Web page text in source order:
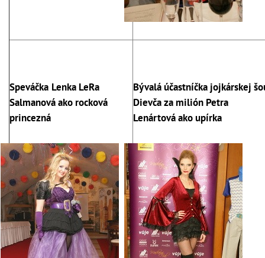
Speváčka Lenka LeRa
Salmanová ako rocková
princezná
Bývalá účastníčka jojkárskej
Dievča za milión Petra
Lenártová ako upírka